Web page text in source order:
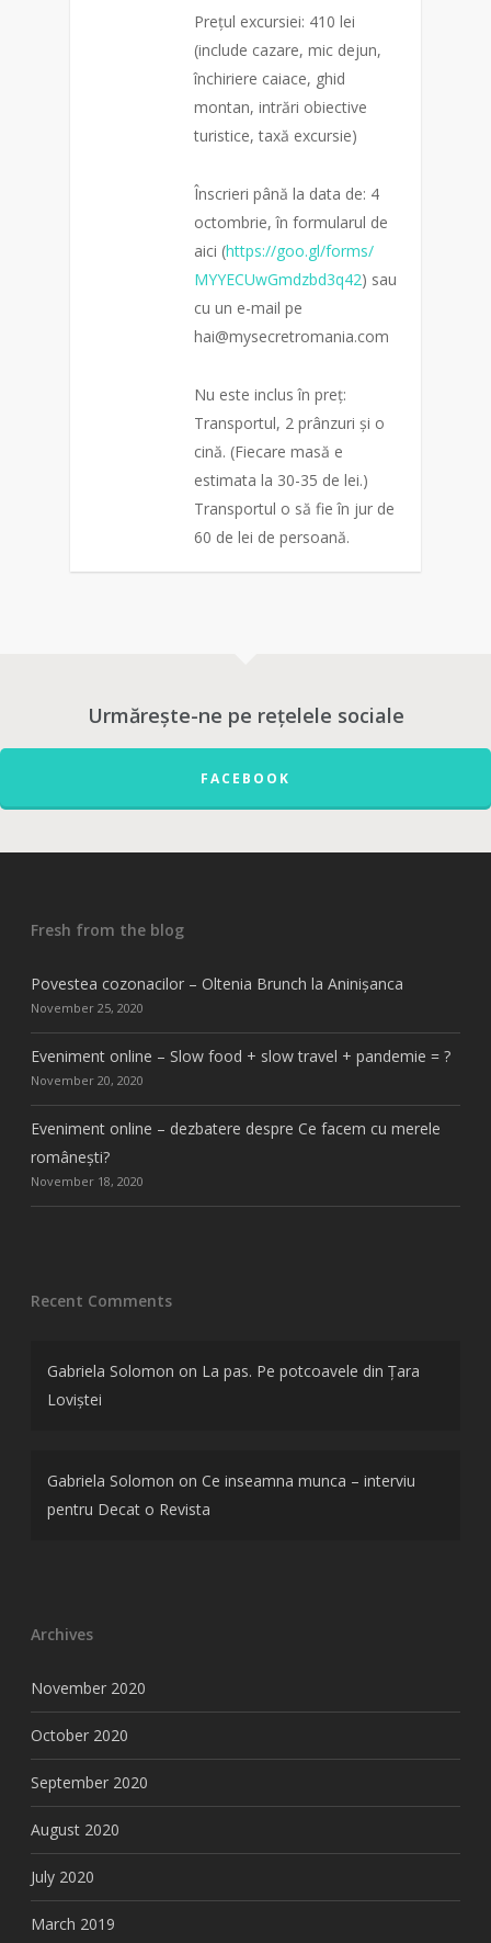
Prețul excursiei: 410 lei
(include cazare, mic dejun,
închiriere caiace, ghid
montan, intrări obiective
turistice, taxă excursie)
Înscrieri până la data de: 4
octombrie, în formularul de
aici (https://goo.gl/forms/
MYYECUwGmdzbd3q42) sau
cu un e-mail pe
hai@mysecretromania.com
Nu este inclus în preț:
Transportul, 2 prânzuri și o
cină. (Fiecare masă e
estimata la 30-35 de lei.)
Transportul o să fie în jur de
60 de lei de persoană.
Urmărește-ne pe rețelele sociale
FACEBOOK
Fresh from the blog
Povestea cozonacilor – Oltenia Brunch la Aninișanca
November 25, 2020
Eveniment online – Slow food + slow travel + pandemie = ?
November 20, 2020
Eveniment online – dezbatere despre Ce facem cu merele
românești?
November 18, 2020
Recent Comments
Gabriela Solomon on La pas. Pe potcoavele din Țara
Loviștei
Gabriela Solomon on Ce inseamna munca – interviu
pentru Decat o Revista
Archives
November 2020
October 2020
September 2020
August 2020
July 2020
March 2019